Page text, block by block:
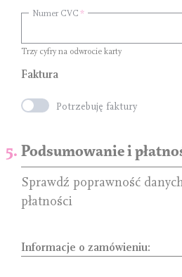
Numer CVC
Trzy cyfry na odwrocie karty
Faktura
Potrzebuję faktury
Podsumowanie i
Sprawdź poprawność
płatności
Informacje o zamówieniu: